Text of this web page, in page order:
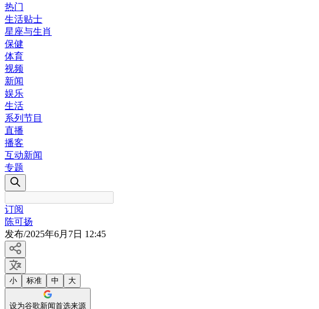
热门
生活贴士
星座与生肖
保健
体育
视频
新闻
娱乐
生活
系列节目
直播
播客
互动新闻
专题
订阅
陈可扬
发布/2025年6月7日 12:45
小 标准 中 大
设为谷歌新闻首选来源